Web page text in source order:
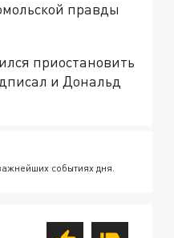
правды
приостановить
и Дональд
событиях дня.